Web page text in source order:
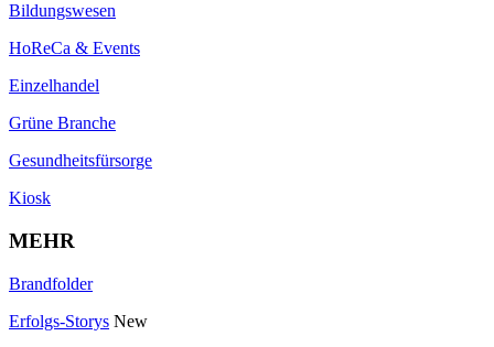
Bildungswesen
HoReCa & Events
Einzelhandel
Grüne Branche
Gesundheitsfürsorge
Kiosk
MEHR
Brandfolder
Erfolgs-Storys New